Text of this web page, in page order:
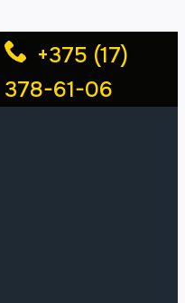
+375 (17)
378-61-06